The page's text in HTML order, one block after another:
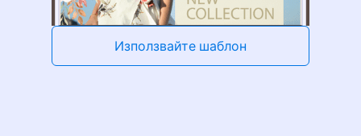
Използвайте шаблон